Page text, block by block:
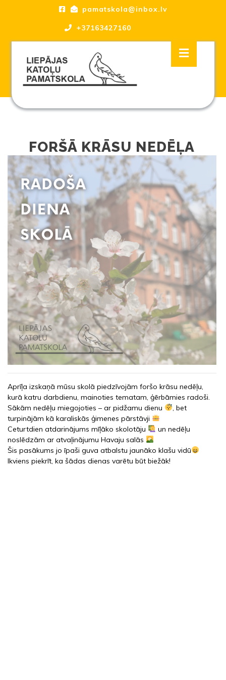
pamatskola@inbox.lv
+37163427160
Open
FORŠĀ KRĀSU NEDĒĻA
Aprīļa izskaņā mūsu skolā piedzīvojām foršo krāsu nedēļu,
kurā katru darbdienu, mainoties tematam, ģērbāmies radoši.
Sākām nedēļu miegojoties – ar pidžamu dienu
, bet
turpinājām kā karaliskās ģimenes pārstāvji
Ceturtdien atdarinājums mīļāko skolotāju
un nedēļu
noslēdzām ar atvaļinājumu Havaju salās
Šis pasākums jo īpaši guva atbalstu jaunāko klašu vidū
Ikviens piekrīt, ka šādas dienas varētu būt biežāk!